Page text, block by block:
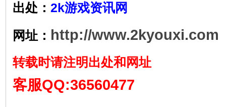
出处： 2k游戏资讯网
网址： http://www.2kyouxi.com
转载时请注明出处和网址
客服QQ:36560477